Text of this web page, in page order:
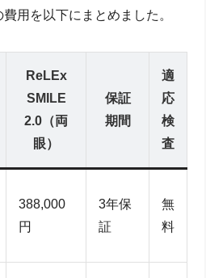
用を以下にまとめました。
ReLEx
SMILE
2.0（両
眼）
保証
期間
適
応
検
査
388,000
円
3年保
証
無
料